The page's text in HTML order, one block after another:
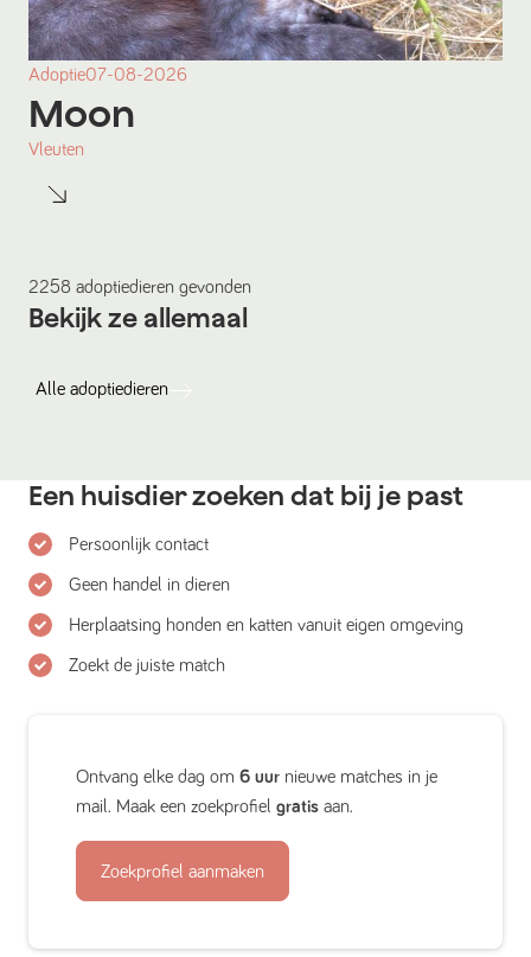
Adoptie07-08-2026
Moon
Vleuten
2258 adoptiedieren gevonden
Bekijk ze allemaal
Alle adoptiedieren
Een huisdier zoeken dat bij je past
Persoonlijk contact
Geen handel in dieren
Herplaatsing honden en katten vanuit eigen omgeving
Zoekt de juiste match
Ontvang elke dag om 6 uur nieuwe matches in je
mail. Maak een zoekprofiel gratis aan.
Zoekprofiel aanmaken